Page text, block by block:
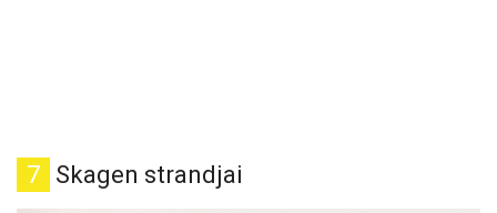
7 Skagen strandjai